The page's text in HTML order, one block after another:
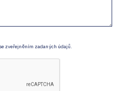
zveřejněním zadaných údajů.